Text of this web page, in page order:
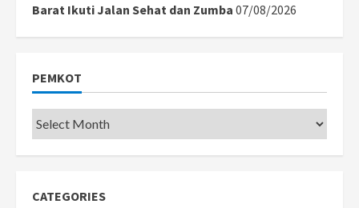
Barat Ikuti Jalan Sehat dan Zumba 07/08/2026
PEMKOT
Pemkot
CATEGORIES